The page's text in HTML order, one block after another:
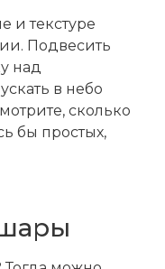
и текстуре
Подвесить
над
в небо
сколько
бы простых,